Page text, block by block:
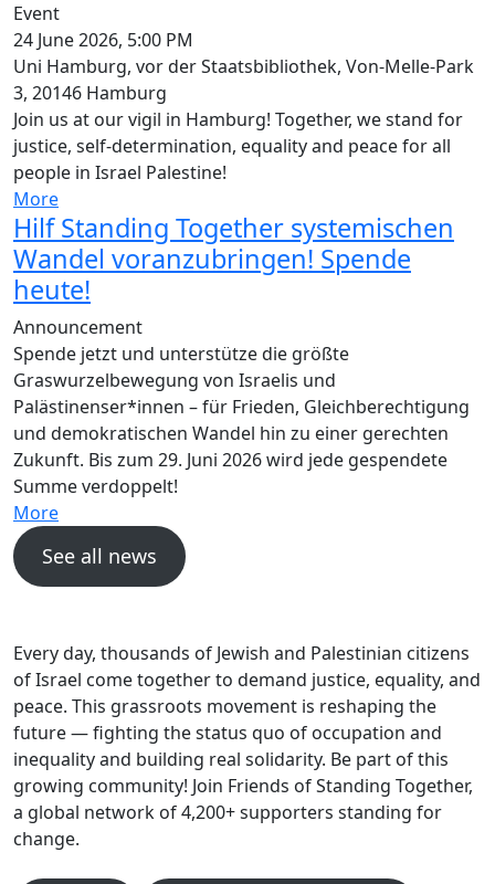
Event
24 June 2026, 5:00 PM
Uni Hamburg, vor der Staatsbibliothek, Von-Melle-Park
3, 20146 Hamburg
Join us at our vigil in Hamburg! Together, we stand for
justice, self-determination, equality and peace for all
people in Israel Palestine!
More
Hilf Standing Together systemischen
Wandel voranzubringen! Spende
heute!
Announcement
Spende jetzt und unterstütze die größte
Graswurzelbewegung von Israelis und
Palästinenser*innen – für Frieden, Gleichberechtigung
und demokratischen Wandel hin zu einer gerechten
Zukunft. Bis zum 29. Juni 2026 wird jede gespendete
Summe verdoppelt!
More
See all news
Every day, thousands of Jewish and Palestinian citizens
of Israel come together to demand justice, equality, and
peace. This grassroots movement is reshaping the
future — fighting the status quo of occupation and
inequality and building real solidarity. Be part of this
growing community! Join Friends of Standing Together,
a global network of 4,200+ supporters standing for
change.